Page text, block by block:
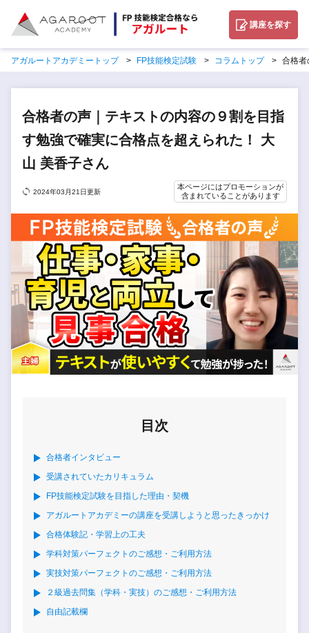
講座を探す
アガルートアカデミートップ FP技能検定試験 コラムトップ 合格者
合格者の声｜テキストの内容の９割を目指
す勉強で確実に合格点を超えられた！ 大
山 美香子さん
2024年03月21日更新
本ページにはプロモーションが
含まれていることがあります
目次
合格者インタビュー
受講されていたカリキュラム
FP技能検定試験を目指した理由・契機
アガルートアカデミーの講座を受講しようと思ったきっかけ
合格体験記・学習上の工夫
学科対策パーフェクトのご感想・ご利用方法
実技対策パーフェクトのご感想・ご利用方法
２級過去問集（学科・実技）のご感想・ご利用方法
自由記載欄